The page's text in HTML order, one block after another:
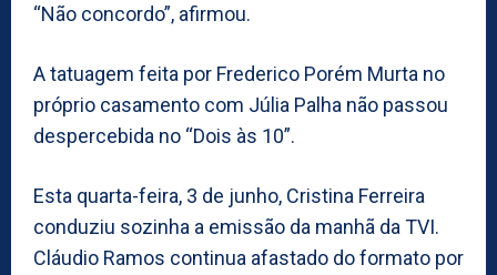
“Não concordo”, afirmou.
A tatuagem feita por Frederico Porém Murta no
próprio casamento com Júlia Palha não passou
despercebida no “Dois às 10”.
Esta quarta-feira, 3 de junho, Cristina Ferreira
conduziu sozinha a emissão da manhã da TVI.
Cláudio Ramos continua afastado do formato por